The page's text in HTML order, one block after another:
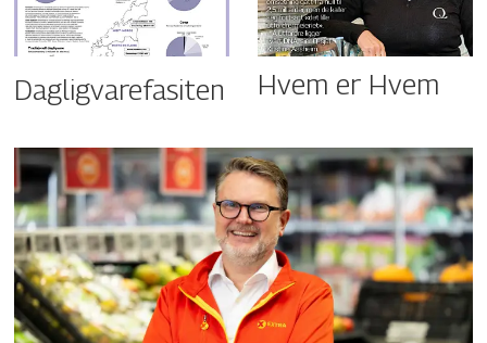
Dagligvarefasiten Hvem er Hvem